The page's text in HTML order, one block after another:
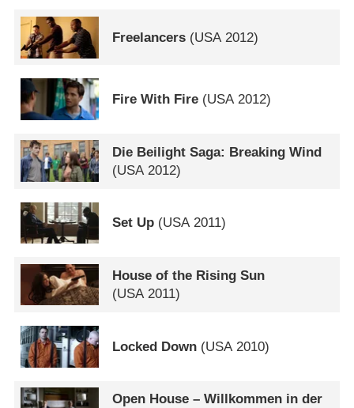
Freelancers (USA 2012)
Fire With Fire (USA2012)
Die Beilight Saga: Breaking Wind
(USA 2012)
Set Up (USA2011)
House of the Rising Sun
(USA2011)
Locked Down (USA 2010)
Open House – Willkommen in der